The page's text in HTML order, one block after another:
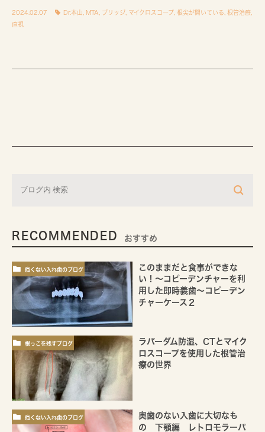
2024.02.07 Dr.本山 MTA ブリッジ マイクロスコープ 根尖が開いている 根管治療
直視
RECOMMENDED おすすめ
痛くない入れ歯のブログ
このままだと食事ができな
い！～コピーデンチャーを利
用した即時義歯～コピーデン
チャーケース２
根っこを残すブログ
ラバーダム防湿、CTとマイク
ロスコープを使用した根管治
療の世界
痛くない入れ歯のブログ
奥歯のない入歯に大切なも
の 下顎編 レトロモラーパ